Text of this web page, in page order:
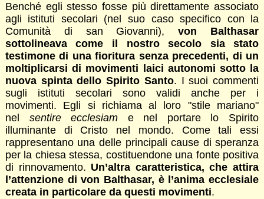
Benché egli stesso fosse più direttamente associato
agli istituti secolari (nel suo caso specifico con la
Comunità di san Giovanni),von Balthasar
sottolineava come il nostro secolo sia stato
testimone di una fioritura senza precedenti, di un
moltiplicarsi di movimenti laici autonomi sotto la
nuova spinta dello Spirito Santo. I suoi commenti
sugli istituti secolari sono validi anche per i
movimenti. Egli si richiama al loro "stile mariano"
nel sentire ecclesiam e nel portare lo Spirito
illuminante di Cristo nel mondo. Come tali essi
rappresentano una delle principali cause di speranza
per la chiesa stessa, costituendone una fonte positiva
di rinnovamento. Un’altra caratteristica, che attira
l’attenzione di von Balthasar, è l’anima ecclesiale
creata in particolare da questi movimenti.